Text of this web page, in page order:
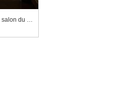
Hôtel de Lunas, salon du deuxième étage